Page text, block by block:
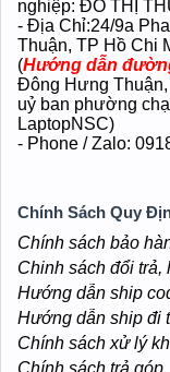
VỀ CHÚNG TÔI
- Doanh Nghiệp |
nghiệp: ĐỖ THỊ
- Địa Chỉ:24/9a
Thuận, TP Hồ Chi
(Hướng dẫn
Đông Hưng Thuận,
uỷ ban phường
Chính Sách Quy
Chính sách bảo
Chinh sách đổi trả,
Hướng dẫn ship
Hướng dẫn ship đi